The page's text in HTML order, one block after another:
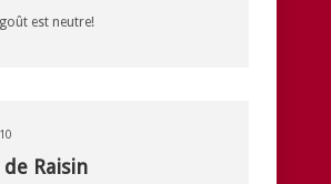
est neutre!
Raisin